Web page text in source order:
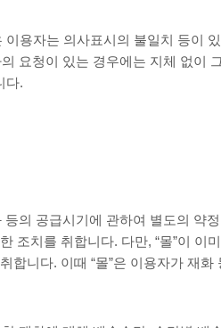
용자는 의사표시의 불일치 등이
의 요청이 있는 경우에는 지체 없
다.
등의 공급시기에 관하여 별도의 약
조치를 취합니다. 다만, “몰”이
합니다. 이때 “몰”은 이용자가 재